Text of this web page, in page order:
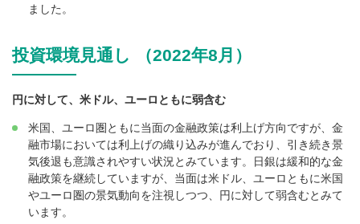
ました。
投資環境見通し （2022年8月）
円に対して、米ドル、ユーロともに弱含む
米国、ユーロ圏ともに当面の金融政策は利上げ方向ですが、金
融市場においては利上げの織り込みが進んでおり、引き続き景
気後退も意識されやすい状況とみています。日銀は緩和的な金
融政策を継続していますが、当面は米ドル、ユーロともに米国
やユーロ圏の景気動向を注視しつつ、円に対して弱含むとみて
います。